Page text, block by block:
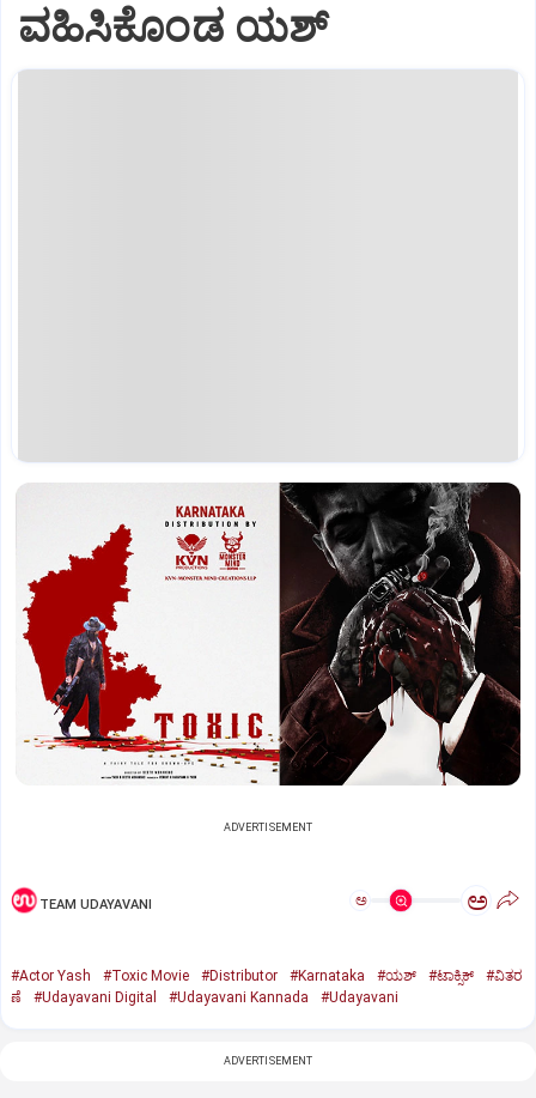
ವಹಿಸಿಕೊಂಡ ಯಶ್
ADVERTISEMENT
TEAM UDAYAVANI ಅ ಅ
#Actor Yash #Toxic Movie #Distributor #Karnataka #ಯಶ್‌ #ಟಾಕ್ಸಿಕ್‌
#ವಿತರ
ಣೆ
#Udayavani Digital #Udayavani Kannada #Udayavani
ADVERTISEMENT